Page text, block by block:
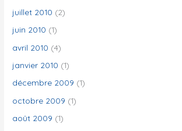
juillet 2010 (2)
juin 2010 (1)
avril 2010 (4)
janvier 2010 (1)
décembre 2009 (1)
octobre 2009 (1)
août 2009 (1)